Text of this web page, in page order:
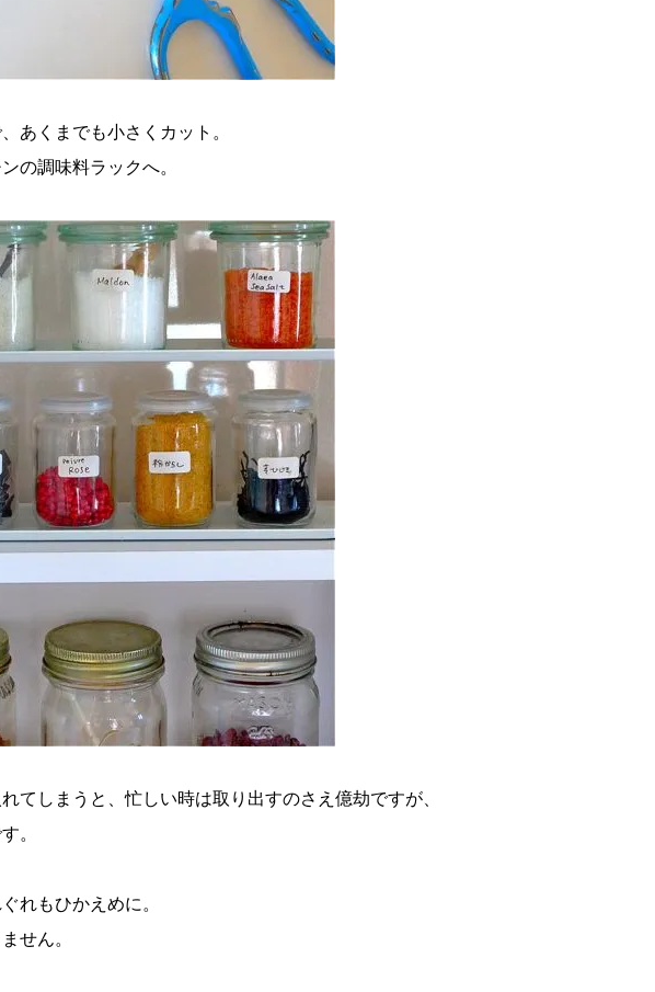
あくまでも小さくカット。
の調味料ラックへ。
てしまうと、忙しい時は取り出すのさえ億劫ですが、
。
れもひかえめに。
せん。